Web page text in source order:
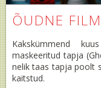
ÕUDNE FILM
Kakskümmend
maskeeritud tapja
nelik taas tapja poolt
kaitstud.